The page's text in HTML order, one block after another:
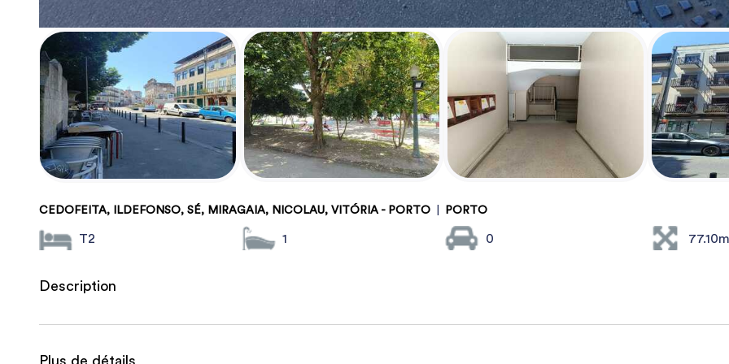
CEDOFEITA, ILDEFONSO, SÉ, MIRAGAIA, NICOLAU, VITÓRIA - PORTO PORTO
T2 1 0
Description
Plus de détails